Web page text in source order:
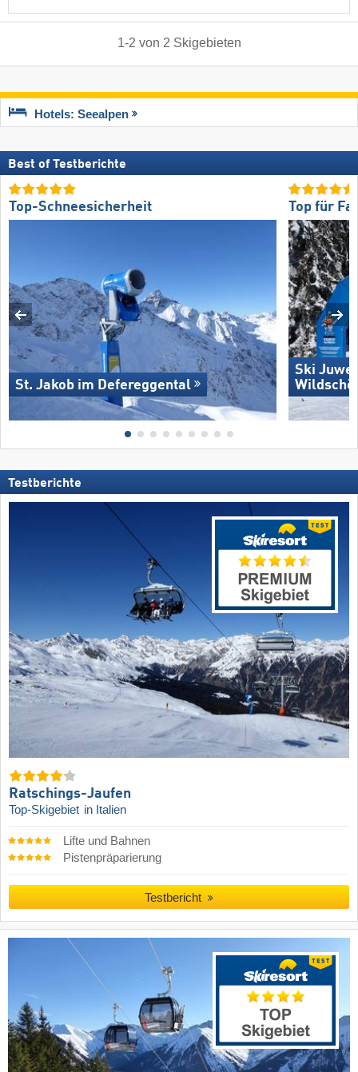
1-2 von 2 Skigebieten
Hotels: Seealpen
Best of Testberichte
Top-Schneesicherheit
St. Jakob im Defereggental
Top für
Ski
Testberichte
Ratschings-Jaufen
Top-Skigebiet in Italien
Lifte und Bahnen
Pistenpräparierung
Testbericht